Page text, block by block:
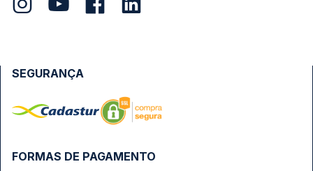
FORMAS DE PAGAMENTO
SEGURANÇA